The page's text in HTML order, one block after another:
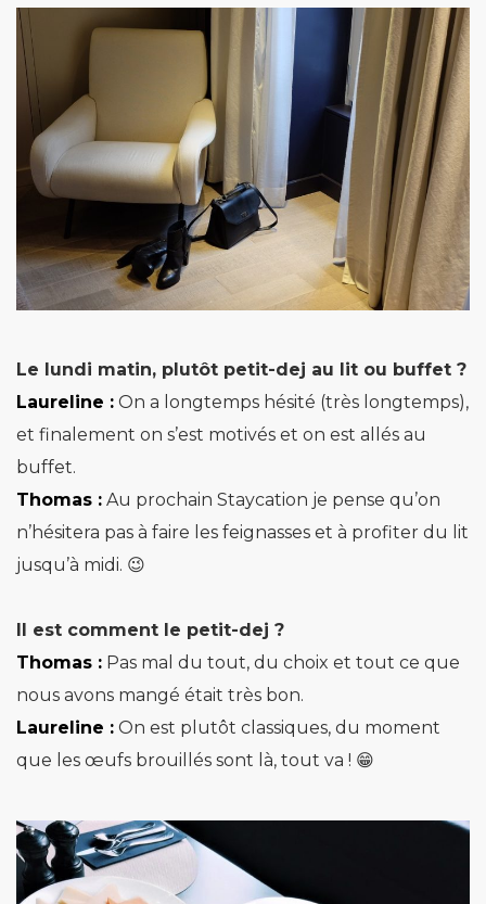
Le lundi matin, plutôt petit-dej au lit ou buffet ?
Laureline : On a longtemps hésité (très longtemps),
et finalement on s’est motivés et on est allés au
buffet.
Thomas : Au prochain Staycation je pense qu’on
n’hésitera pas à faire les feignasses et à profiter du lit
jusqu’à midi. 😉
Il est comment le petit-dej ?
Thomas : Pas mal du tout, du choix et tout ce que
nous avons mangé était très bon.
Laureline : On est plutôt classiques, du moment
que les œufs brouillés sont là, tout va ! 😁